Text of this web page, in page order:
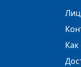
Как